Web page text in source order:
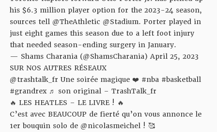
his $6.3 million player option for the 2023-24 season,
sources tell @TheAthletic @Stadium. Porter played in
just eight games this season due to a left foot injury
that needed season-ending surgery in January.
— Shams Charania (@ShamsCharania) April 25, 2023
SUR NOS AUTRES RÉSEAUX
@trashtalk_fr Une soirée magique ❤️ #nba #basketball
#grandrex ♬ son original – TrashTalk_fr
🔥 LES HEATLES – LE LIVRE ! 🔥
C’est avec BEAUCOUP de fierté qu’on vous annonce le
1er bouquin solo de @nicolasmeichel ! 🥰